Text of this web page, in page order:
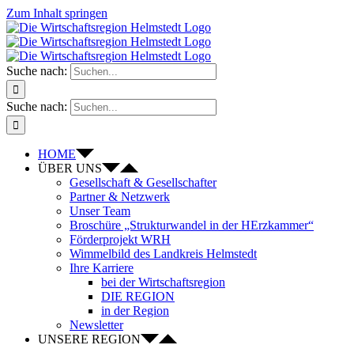
Zum Inhalt springen
Suche nach:
Suche nach:
HOME
ÜBER UNS
Gesellschaft & Gesellschafter
Partner & Netzwerk
Unser Team
Broschüre „Strukturwandel in der HErzkammer“
Förderprojekt WRH
Wimmelbild des Landkreis Helmstedt
Ihre Karriere
bei der Wirtschaftsregion
DIE REGION
in der Region
Newsletter
UNSERE REGION